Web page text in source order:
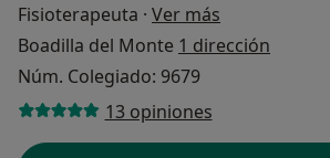
Fisioterapeuta · Ver más
Boadilla del Monte 1 dirección
Núm. Colegiado: 9679
13 opiniones